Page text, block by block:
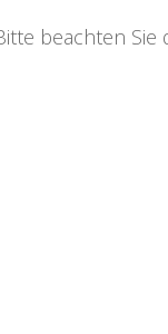
beachten